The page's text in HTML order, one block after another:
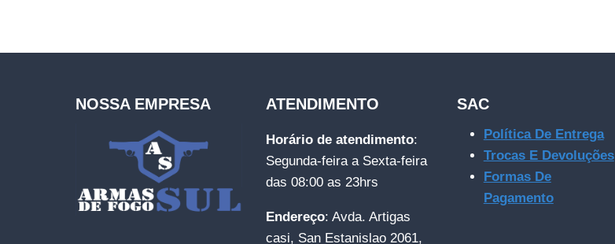
NOSSA EMPRESA ATENDIMENTO
Horário de atendimento:
Segunda-feira a Sexta-feira
das 08:00 as 23hrs
Endereço: Avda. Artigas
casi, San Estanislao 2061,
SAC
Política De Entrega
Trocas E Devoluções
Formas De
Pagamento